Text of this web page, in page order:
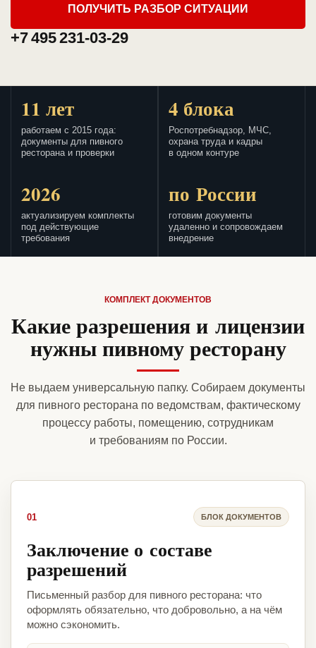
ПОЛУЧИТЬ РАЗБОР СИТУАЦИИ
+7 495 231-03-29
11 лет
работаем с 2015 года:
документы для пивного
ресторана и проверки
4 блока
Роспотребнадзор, МЧС,
охрана труда и кадры
в одном контуре
2026
актуализируем комплекты
под действующие
требования
по России
готовим документы
удаленно и сопровождаем
внедрение
КОМПЛЕКТ ДОКУМЕНТОВ
Какие разрешения и лицензии
нужны пивному ресторану
Не выдаем универсальную папку. Собираем документы
для пивного ресторана по ведомствам, фактическому
процессу работы, помещению, сотрудникам
и требованиям по России.
01 БЛОК ДОКУМЕНТОВ
Заключение о составе
разрешений
Письменный разбор для пивного ресторана: что
оформлять обязательно, что добровольно, а на чём
можно сэкономить.